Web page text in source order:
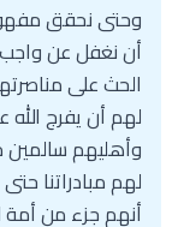
وحتى نحقق مفهوم
أن نغفل عن
الحث على
لهم أن يفرج
وأهليهم سالمين
لهم مبادراتنا
أنهم جزء من أمة